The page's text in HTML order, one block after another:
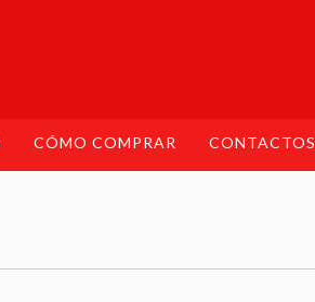
CÓMO COMPRAR CONTACTOS